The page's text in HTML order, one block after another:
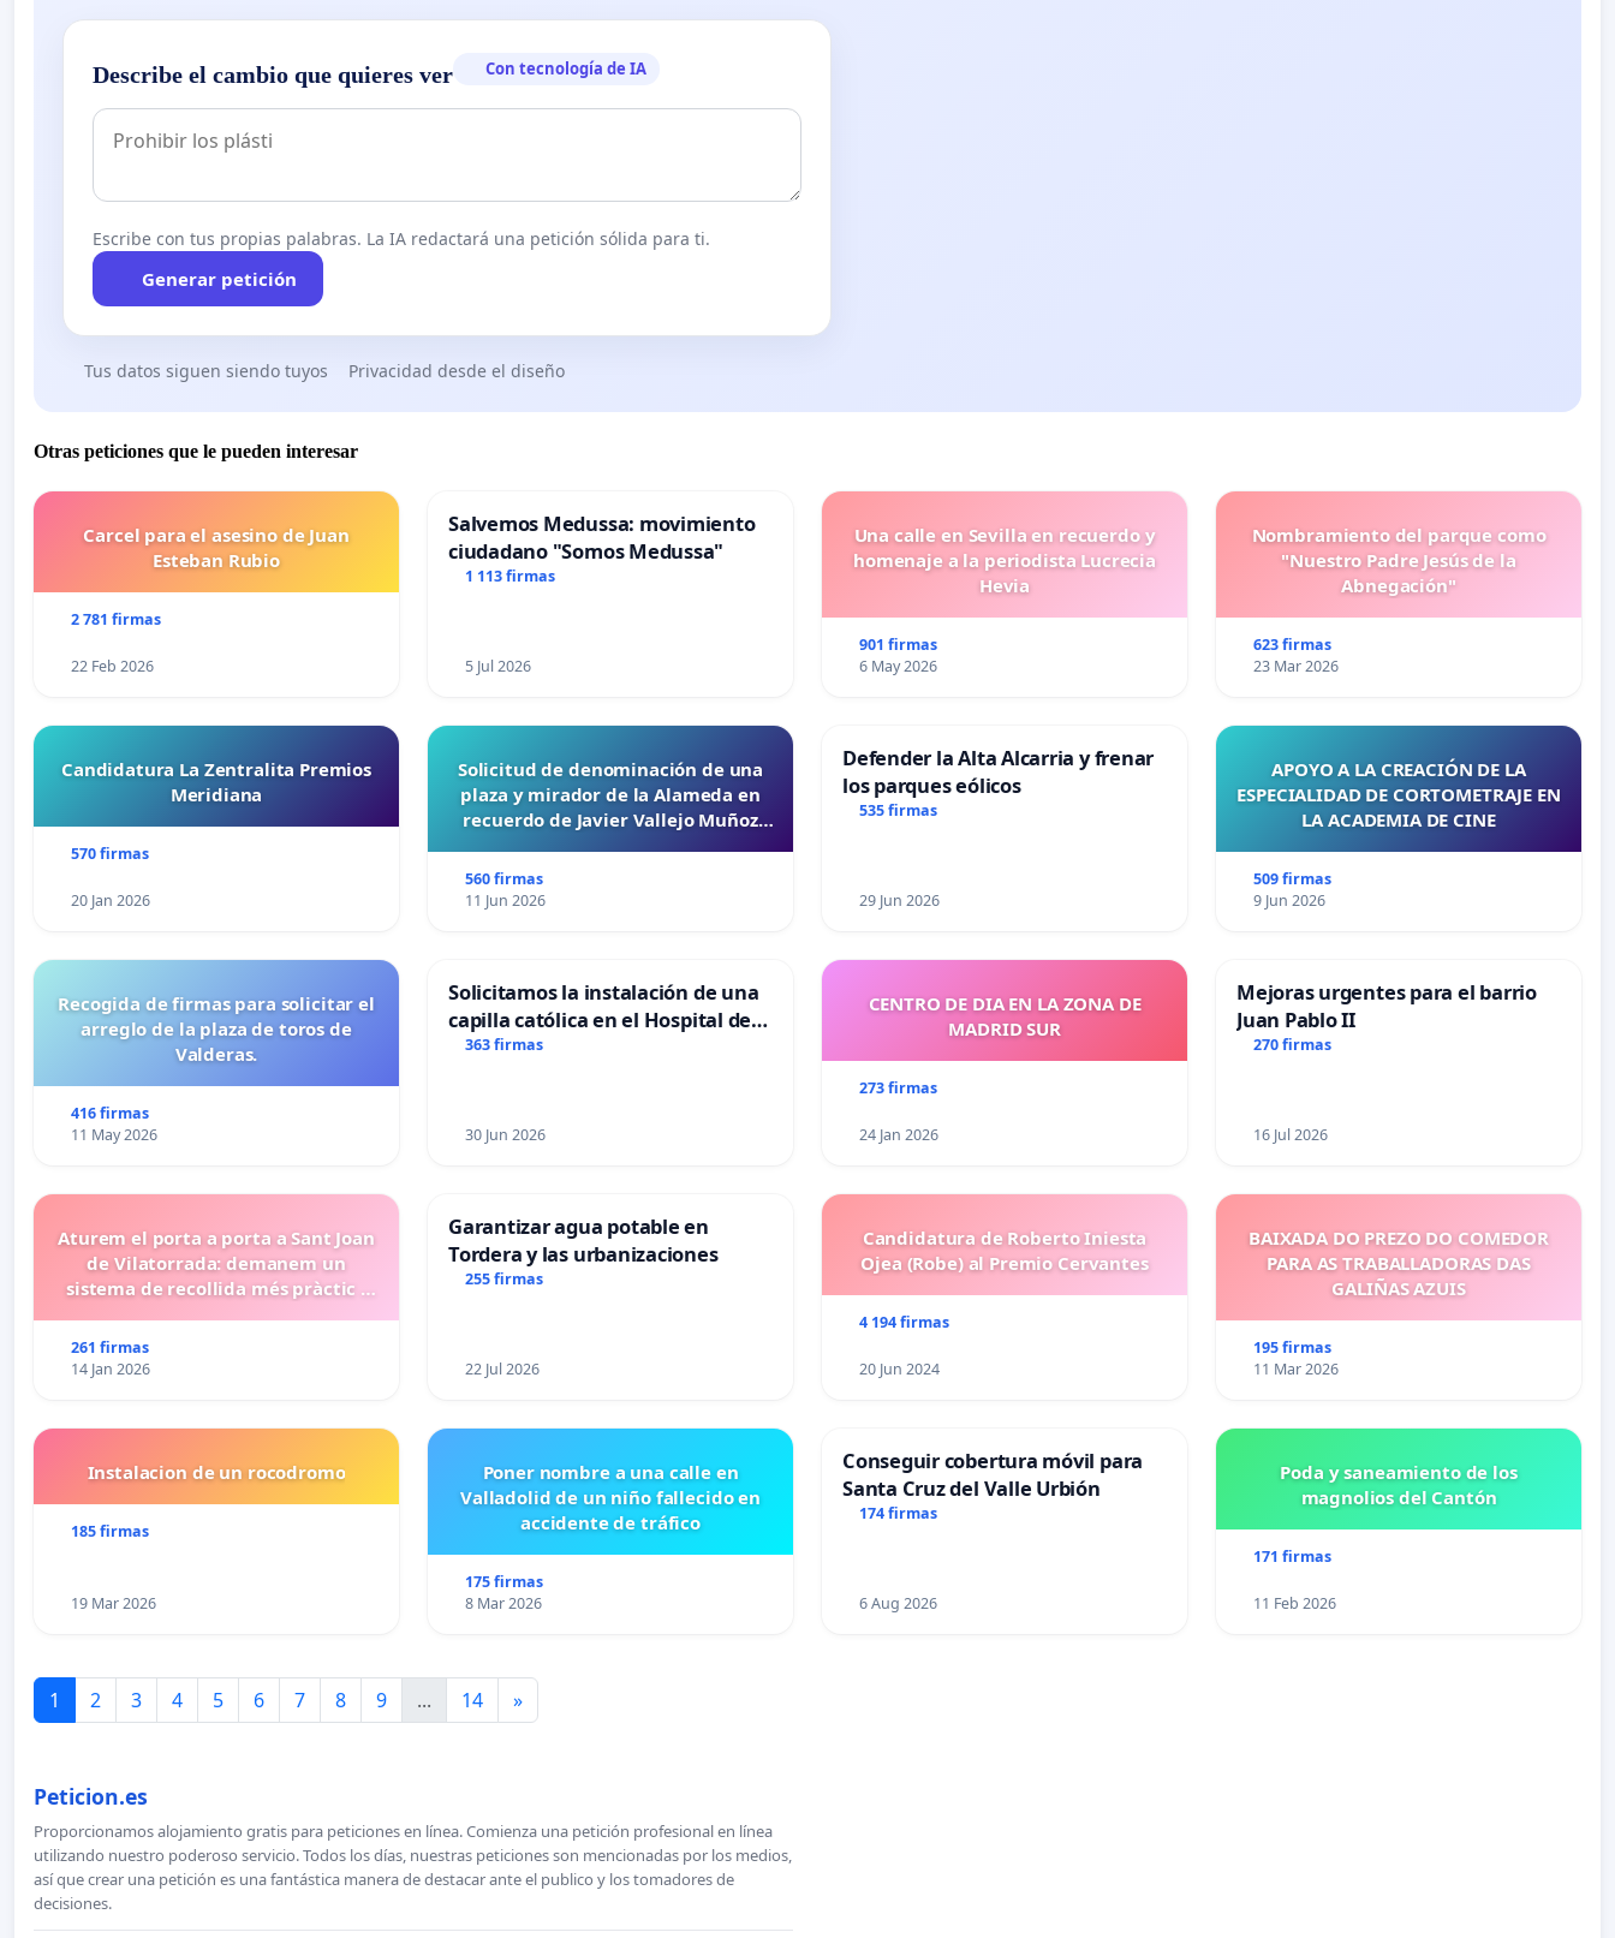
Describe el cambio que quieres ver Con tecnología de IA
Escribe con tus propias palabras. La IA redactará una petición sólida para ti.
Generar petición
Tus datos siguen siendo tuyos Privacidad desde el diseño
Otras peticiones que le pueden interesar
Carcel para el asesino de Juan
Esteban Rubio
2 781 firmas
22 Feb 2026
Salvemos Medussa: movimiento
ciudadano "Somos Medussa"
1 113 firmas
5 Jul 2026
Una calle en Sevilla en recuerdo y
homenaje a la periodista Lucrecia
Hevia
901 firmas
6 May 2026
Nombramiento del parque como
"Nuestro Padre Jesús de la
Abnegación"
623 firmas
23 Mar 2026
Candidatura La Zentralita Premios
Meridiana
570 firmas
20 Jan 2026
Solicitud de denominación de una
plaza y mirador de la Alameda en
recuerdo de Javier Vallejo Muñoz
560 firmas
11 Jun 2026
Defender la Alta Alcarria y frenar
los parques eólicos
535 firmas
29 Jun 2026
APOYO A LA CREACIÓN DE LA
ESPECIALIDAD DE CORTOMETRAJE EN
LA ACADEMIA DE CINE
509 firmas
9 Jun 2026
Recogida de firmas para solicitar el
arreglo de la plaza de toros de
Valderas.
416 firmas
11 May 2026
Solicitamos la instalación de una
capilla católica en el Hospital de
Alcañiz
363 firmas
30 Jun 2026
CENTRO DE DIA EN LA ZONA DE
MADRID SUR
273 firmas
24 Jan 2026
Mejoras urgentes para el barrio
Juan Pablo II
270 firmas
16 Jul 2026
Aturem el porta a porta a Sant Joan
de Vilatorrada: demanem un
sistema de recollida més pràctic i
261 firmas
14 Jan 2026
Garantizar agua potable en
Tordera y las urbanizaciones
255 firmas
22 Jul 2026
Candidatura de Roberto Iniesta
Ojea (Robe) al Premio Cervantes
4 194 firmas
20 Jun 2024
BAIXADA DO PREZO DO COMEDOR
PARA AS TRABALLADORAS DAS
GALIÑAS AZUIS
195 firmas
11 Mar 2026
Instalacion de un rocodromo
185 firmas
19 Mar 2026
Poner nombre a una calle en
Valladolid de un niño fallecido en
accidente de tráfico
175 firmas
8 Mar 2026
Conseguir cobertura móvil para
Santa Cruz del Valle Urbión
174 firmas
6 Aug 2026
Poda y saneamiento de los
magnolios del Cantón
171 firmas
11 Feb 2026
1 2 3 4 5 6 7 8 9 ... 14 »
Peticion.es
Proporcionamos alojamiento gratis para peticiones en línea. Comienza una petición profesional en línea
utilizando nuestro poderoso servicio. Todos los días, nuestras peticiones son mencionadas por los medios,
así que crear una petición es una fantástica manera de destacar ante el publico y los tomadores de
decisiones.